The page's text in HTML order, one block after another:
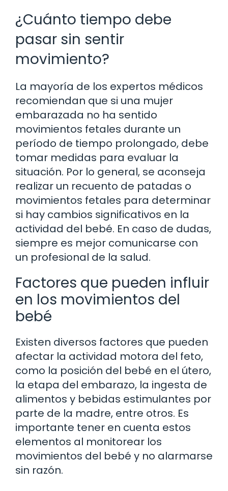
¿Cuánto tiempo debe
pasar sin sentir
movimiento?
La mayoría de los expertos médicos
recomiendan que si una mujer
embarazada no ha sentido
movimientos fetales durante un
período de tiempo prolongado, debe
tomar medidas para evaluar la
situación. Por lo general, se aconseja
realizar un recuento de patadas o
movimientos fetales para determinar
si hay cambios significativos en la
actividad del bebé. En caso de dudas,
siempre es mejor comunicarse con
un profesional de la salud.
Factores que pueden influir
en los movimientos del
bebé
Existen diversos factores que pueden
afectar la actividad motora del feto,
como la posición del bebé en el útero,
la etapa del embarazo, la ingesta de
alimentos y bebidas estimulantes por
parte de la madre, entre otros. Es
importante tener en cuenta estos
elementos al monitorear los
movimientos del bebé y no alarmarse
sin razón.